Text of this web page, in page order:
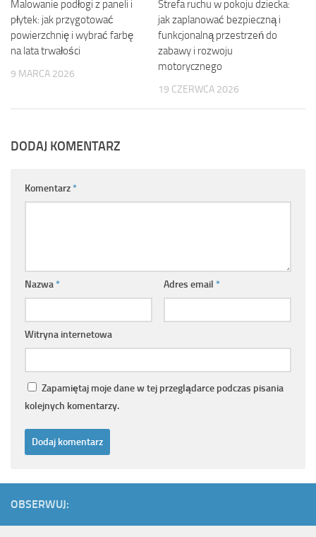
Malowanie podłogi z paneli i
płytek: jak przygotować
powierzchnię i wybrać farbę
na lata trwałości
9 MARCA 2026
Strefa ruchu w pokoju dziecka:
jak zaplanować bezpieczną i
funkcjonalną przestrzeń do
zabawy i rozwoju
motorycznego
19 CZERWCA 2026
DODAJ KOMENTARZ
Komentarz*
Nazwa* Adres email *
Witryna internetowa
Zapamiętaj moje dane w tej przeglądarce podczas pisania
kolejnych komentarzy.
OBSERWUJ: